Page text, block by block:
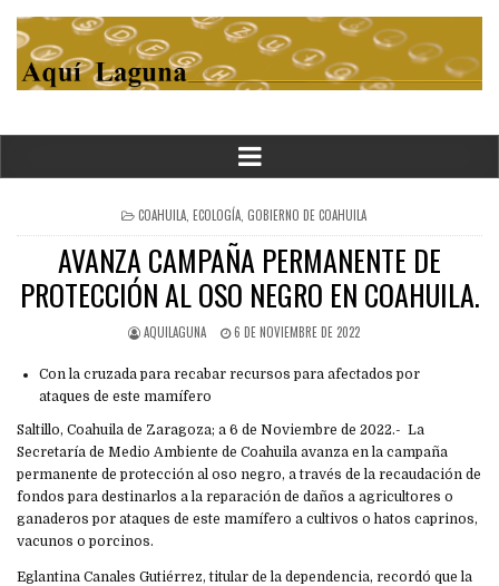
POSTED
IN
COAHUILA ECOLOGÍA GOBIERNO DE COAHUILA
AVANZA CAMPAÑA PERMANENTE DE
PROTECCIÓN AL OSO NEGRO EN COAHUILA.
AQUILAGUNA 6 DE NOVIEMBRE DE 2022
Con la cruzada para recabar recursos para afectados por
ataques de este mamífero
Saltillo, Coahuila de Zaragoza; a 6 de Noviembre de 2022.- La
Secretaría de Medio Ambiente de Coahuila avanza en la campaña
permanente de protección al oso negro, a través de la recaudación de
fondos para destinarlos a la reparación de daños a agricultores o
ganaderos por ataques de este mamífero a cultivos o hatos caprinos,
vacunos o porcinos.
Eglantina Canales Gutiérrez, titular de la dependencia, recordó que la